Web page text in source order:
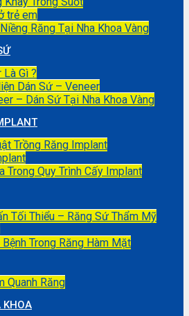
trẻ em
Răng Tại Nha Khoa Vàng
Gì ?
Dán Sứ – Veneer
– Dán Sứ Tại Nha Khoa Vàng
Trồng Răng Implant
Trong Quy Trình Cấy Implant
Tối Thiểu – Răng Sứ Thẩm Mỹ
Trong Răng Hàm Mặt
Quanh Răng
KHOA